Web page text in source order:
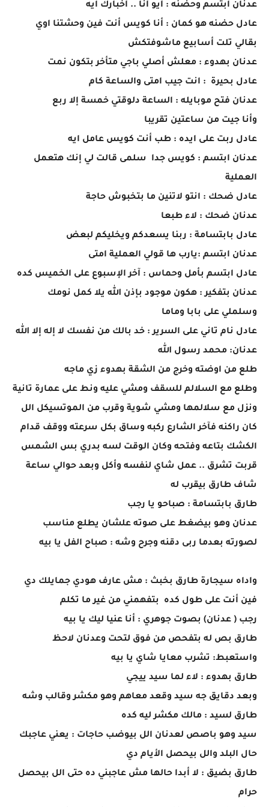
عدنان ابتسم وحضنه : أيو أنا .. أخبارك ايه
عادل حضنه هو كمان : أنا كويس أنت فين وحشتنا اوي
بقالي تلت أسابيع ماشوفتكش
عدنان بهدوء : معلش أصلي باجي متأخر بتكون نمت
عادل بحيرة : انت جيب امتى والساعة كام
عدنان فتح موبايله : الساعة دلوقتي خمسة إلا ربع
وأنا جيت من ساعتين تقريبا
عادل ربت على ايده : طب أنت كويس عامل ايه
عدنان ابتسم : كويس جدا سلمى قالت لي إنك هتعمل
العملية
عادل ضحك : انتو لاتنين ما بتخبوش حاجة
عدنان ضحك : لاء طبعا
عادل بابتسامة : ربنا يسعدكم ويخليكم لبعض
عدنان ابتسم :يارب ها قولي العملية امتى
عادل ابتسم بأمل وحماس : آخر الإسبوع على الخميس كده
عدنان بتفكير : هكون موجود بإذن الله يلا كمل نومك
وسلملي على بابا وماما
عادل نام تاني على السرير : خد بالك من نفسك لا إله إلا الله
عدنان: محمد رسول الله
طلع من اوضته وخرج من الشقة بهدوء زي ماجه
وطلع مع السلالم للسقف ومشي عليه ونط على عمارة تانية
ونزل مع سلالمها ومشي شوية وقرب من الموتسيكل الل
كان راكنه فآخر الشارع ركبه وساق بكل سرعته ووقف قدام
الكشك بتاعه وفتحه وكان الوقت لسه بدري بس الشمس
قربت تشرق .. عمل شاي لنفسه وأكل وبعد حوالي ساعة
شاف طارق بيقرب له
طارق بابتسامة : صباحو يا رجب
عدنان وهو بيضغط على صوته علشان يطلع مناسب
لصورته بعدما ربى دقنه وجرح وشه : صباح الفل يا بيه
واداه سيجارة طارق بخبث : مش عارف هودي جمايلك دي
فين أنت على طول كده بتفهمني من غير ما تكلم
رجب ( عدنان) بصوت جوهري : أنا عنيا ليك يا بيه
طارق بص له بتفحص من فوق لتحت وعدنان لاحظ
واستعبط: تشرب معايا شاي يا بيه
طارق بهدوء : لاء لما سيد ييجي
وبعد دقايق جه سيد وقعد معاهم وهو مكشر وقالب وشه
طارق لسيد : مالك مكشر ليه كده
سيد وهو باصص لعدنان الل بيوضب حاجات : يعني عاجبك
حال البلد والل بيحصل الأيام دي
طارق بضيق : لا أبدا حالها مش عاجبني ده حتى الل بيحصل
حرام